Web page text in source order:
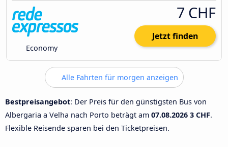
Economy
7 CHF
Jetzt finden
Alle Fahrten für morgen anzeigen
Bestpreisangebot: Der Preis für den günstigsten Bus von
Albergaria a Velha nach Porto beträgt am 07.08.2026 3 CHF.
Flexible Reisende sparen bei den Ticketpreisen.